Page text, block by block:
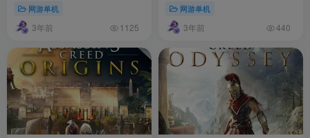
网游单机
3年前 1125
网游单机
3年前 440